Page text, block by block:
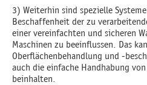
3) Weiterhin sind spezielle
Beschaffenheit der zu
einer vereinfachten und sicheren
Maschinen zu beeinflussen. Das
Oberflächenbehandlung und -
auch die einfache Handhabung
beinhalten.